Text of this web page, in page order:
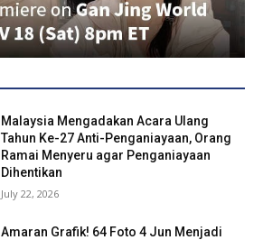
Malaysia Mengadakan Acara Ulang
Tahun Ke-27 Anti-Penganiayaan, Orang
Ramai Menyeru agar Penganiayaan
Dihentikan
July 22, 2026
Amaran Grafik! 64 Foto 4 Jun Menjadi